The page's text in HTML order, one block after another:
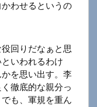
わせるというの
回りだなぁと思
いわれるわけ
を思い出す。李
徹底的な親分っ
も、軍規を重ん